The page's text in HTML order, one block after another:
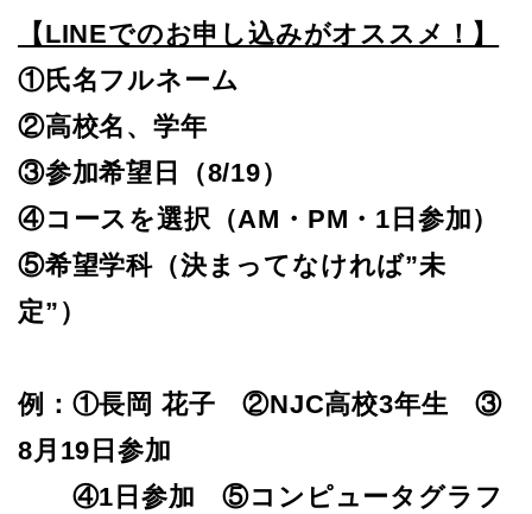
【LINEでのお申し込みがオススメ！】
①氏名フルネーム
②高校名、学年
③参加希望日（8/19）
④コースを選択（AM・PM・1日参加）
⑤希望学科（決まってなければ”未
定”）
例：①長岡 花子 ②NJC高校3年生 ③
8月19日参加
④1日参加 ⑤コンピュータグラフ